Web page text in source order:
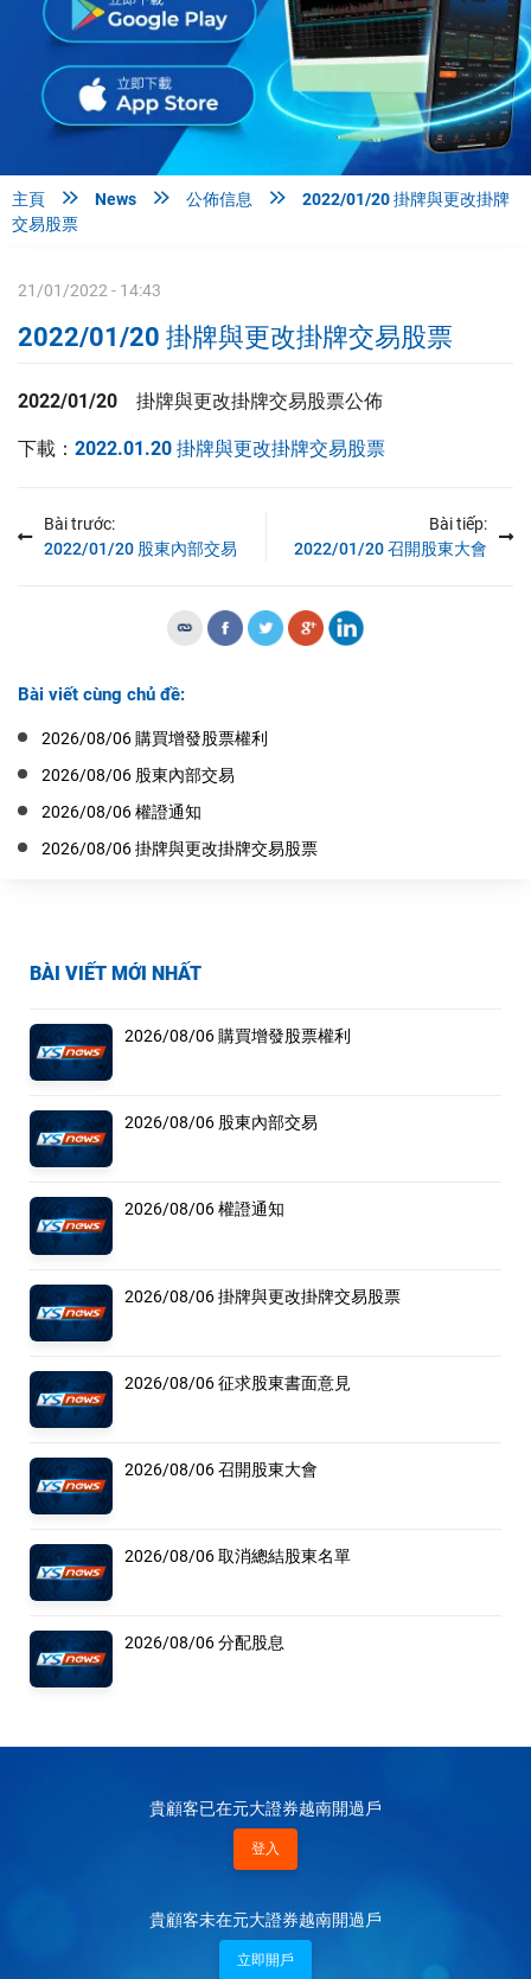
主頁  News  公佈信息 
2022/01/20 掛牌與更改掛牌
交易股票
BÀI VIẾT MỚI NHẤT
2026/08/06 購買增發股票權利
2026/08/06 股東內部交易
2026/08/06 權證通知
2026/08/06 掛牌與更改掛牌交易股票
2026/08/06 征求股東書面意見
2026/08/06 召開股東大會
2026/08/06 取消總結股東名單
2026/08/06 分配股息
貴顧客已在元大證券越南開過戶
登入
貴顧客未在元大證券越南開過戶
立即開戶
21/01/2022 - 14:43
2022/01/20 掛牌與更改掛牌交易股票
2022/01/20 掛牌與更改掛牌交易股票公佈
下載： 2022.01.20 掛牌與更改掛牌交易股票
Bài trước:
2022/01/20 股東內部交易
Bài tiếp:
2022/01/20 召開股東大會
Bài viết cùng chủ đề:
2026/08/06 購買增發股票權利
2026/08/06 股東內部交易
2026/08/06 權證通知
2026/08/06 掛牌與更改掛牌交易股票